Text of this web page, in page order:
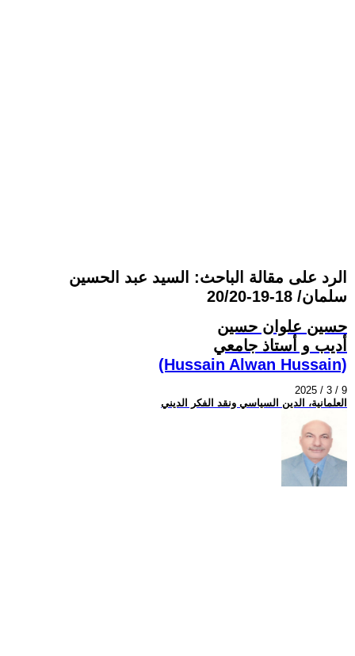
الرد على مقالة الباحث: السيد عبد الحسين
سلمان/ 18-19-20/20
حسين علوان حسين
أديب و أستاذ جامعي
(Hussain Alwan Hussain)
2025 / 3 / 9
العلمانية، الدين السياسي ونقد الفكر الديني